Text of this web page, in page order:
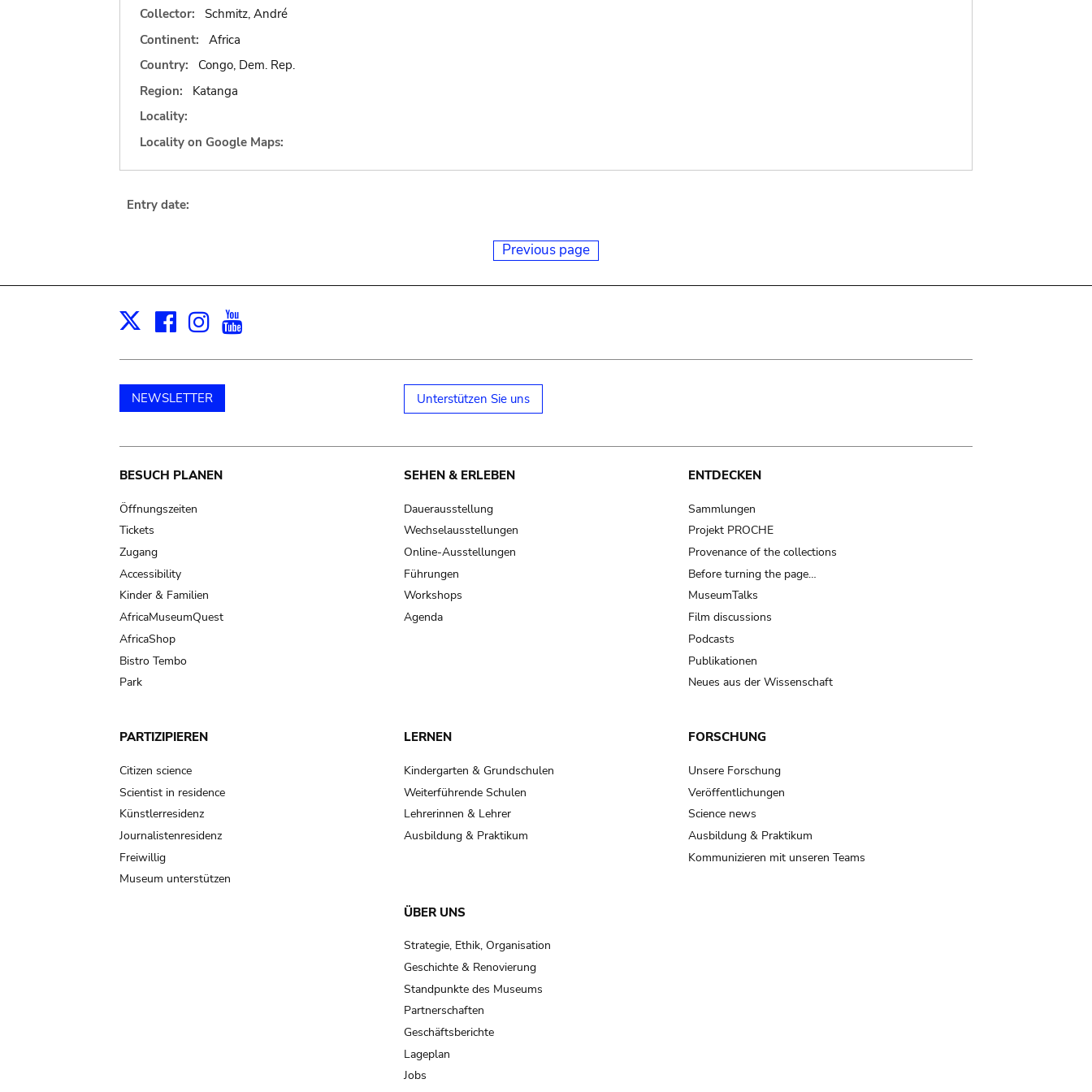
Collector:
Schmitz, André
Continent:
Africa
Country:
Congo, Dem. Rep.
Region:
Katanga
Locality:
Locality on Google Maps:
Entry date:
Previous page
X Facebook
Instagram
NEWSLETTER Unterstützen Sie uns
Main
navigation
BESUCH PLANEN
Öffnungszeiten
Tickets
Zugang
Accessibility
Kinder & Familien
AfricaMuseumQuest
AfricaShop
Bistro Tembo
Park
SEHEN & ERLEBEN
Dauerausstellung
Wechselausstellungen
Online-Ausstellungen
Führungen
Workshops
Agenda
ENTDECKEN
Sammlungen
Projekt PROCHE
Provenance of the collections
Before turning the page…
MuseumTalks
Film discussions
Podcasts
Publikationen
Neues aus der Wissenschaft
PARTIZIPIEREN
Citizen science
Scientist in residence
Künstlerresidenz
Journalistenresidenz
Freiwillig
Museum unterstützen
LERNEN
Kindergarten & Grundschulen
Weiterführende Schulen
Lehrerinnen & Lehrer
Ausbildung & Praktikum
FORSCHUNG
Unsere Forschung
Veröffentlichungen
Science news
Ausbildung & Praktikum
Kommunizieren mit unseren Teams
ÜBER UNS
Strategie, Ethik, Organisation
Geschichte & Renovierung
Standpunkte des Museums
Partnerschaften
Geschäftsberichte
Lageplan
Jobs